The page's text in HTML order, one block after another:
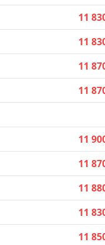
11
11
11
11
11
11
11
11
11